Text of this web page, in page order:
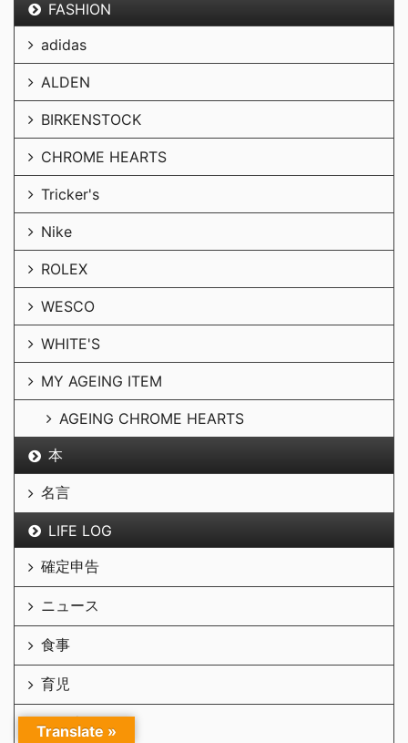
FASHION
adidas
ALDEN
BIRKENSTOCK
CHROME HEARTS
Tricker's
Nike
ROLEX
WESCO
WHITE'S
MY AGEING ITEM
AGEING CHROME HEARTS
本
名言
LIFE LOG
確定申告
ニュース
食事
育児
自動車
Translate »